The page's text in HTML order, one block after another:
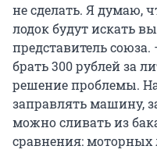
не сделать. Я думаю,
лодок будут искать
представитель
брать 300 рублей за
решение проблемы.
заправлять машину,
можно сливать из
сравнения: моторных